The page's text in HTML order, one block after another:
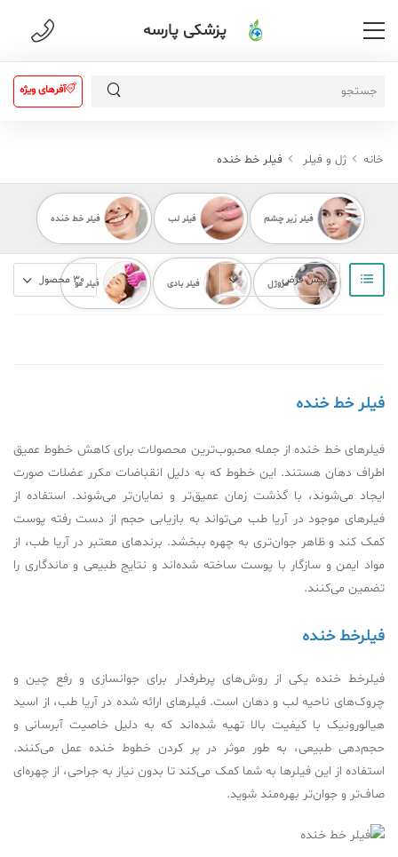
پزشکی پارسه
آفرهای ویژه
خانه ژل و فیلر فیلر خط خنده
فیلر زیر چشم فیلر لب فیلر خط خنده
مزوژل فیلر بادی فیلر مو
فیلر خط خنده
فیلرهای خط خنده از جمله محبوب‌ترین محصولات برای کاهش خطوط عمیق
اطراف دهان هستند. این خطوط که به دلیل انقباضات مکرر عضلات صورت
ایجاد می‌شوند، با گذشت زمان عمیق‌تر و نمایان‌تر می‌شوند. استفاده از
فیلرهای موجود در آریا طب می‌تواند به بازیابی حجم از دست رفته پوست
کمک کند و ظاهر جوان‌تری به چهره ببخشد. برندهای معتبر در آریا طب، از
مواد ایمن و سازگار با پوست ساخته شده‌اند و نتایج طبیعی و ماندگاری را
تضمین می‌کنند.
فیلرخط خنده
فیلرخط خنده یکی از روش‌های پرطرفدار برای جوانسازی و رفع چین و
چروک‌های ناحیه لب و دهان است. فیلرهای ارائه شده در آریا طب، از اسید
هیالورونیک با کیفیت بالا تهیه شده‌اند که به دلیل خاصیت آبرسانی و
حجم‌دهی طبیعی، به طور موثر در پر کردن خطوط خنده عمل می‌کنند.
استفاده از این فیلرها به شما کمک می‌کند تا بدون نیاز به جراحی، از چهره‌ای
صاف‌تر و جوان‌تر بهره‌مند شوید.